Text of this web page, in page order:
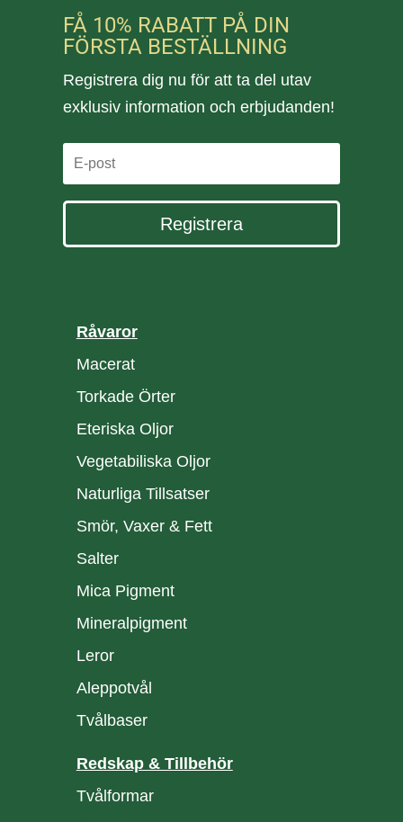
FÅ 10% RABATT PÅ DIN
FÖRSTA BESTÄLLNING
Registrera dig nu för att ta del utav
exklusiv information och erbjudanden!
Registrera
Råvaror
Macerat
Torkade Örter
Eteriska Oljor
Vegetabiliska Oljor
Naturliga Tillsatser
Smör, Vaxer & Fett
Salter
Mica Pigment
Mineralpigment
Leror
Aleppotvål
Tvålbaser
Redskap & Tillbehör
Tvålformar